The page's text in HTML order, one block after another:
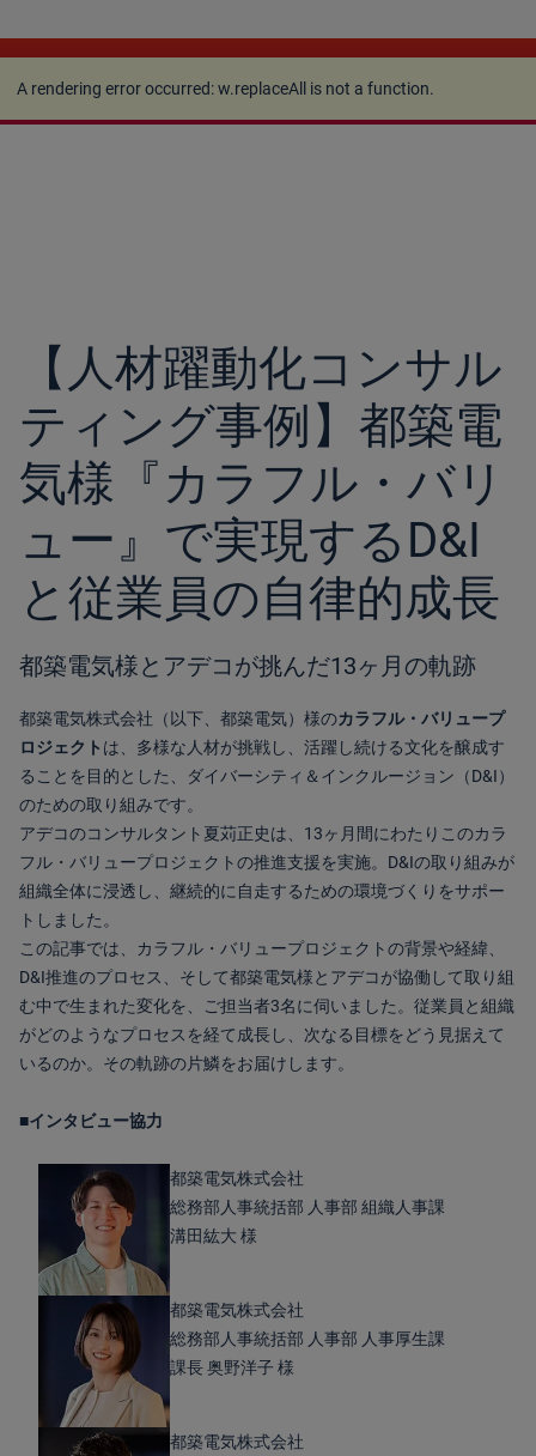
A rendering error occurred:w.replaceAll is not a
function.
A rendering error occurred:w.replaceAll is not a function.
【人材躍動化コンサル
ティング事例】都築電
気様『カラフル・バリ
ュー』で実現するD&I
と従業員の自律的成長
都築電気様とアデコが挑んだ13ヶ月の軌跡
都築電気株式会社（以下、都築電気）様のカラフル・バリュープ
ロジェクト は、多様な人材が挑戦し、活躍し続ける文化を醸成す
ることを目的とした、
ダイバーシティ＆インクルージョン（D&I）
のための取り組みです。
アデコのコンサルタント夏苅正史は、13ヶ月間にわたりこのカラ
フル・バリュープロジェクトの推進支援を実施。D&Iの取り組みが
組織全体に浸透し、継続的に自走するための環境づくりをサポー
トしました。
この記事では、カラフル・バリュープロジェクトの背景や経緯、
D&I推進のプロセス、そして都築電気様とアデコが協働して取り組
む中で生まれた変化を、ご担当者3名に伺いました。従業員と組織
がどのようなプロセスを経て成長し、次なる目標をどう見据えて
いるのか。その軌跡の片鱗をお届けします。
■インタビュー協力
都築電気株式会社
総務部人事統括部 人事部 組織人事課
溝田紘大 様
都築電気株式会社
総務部人事統括部 人事部 人事厚生課
課長 奥野洋子 様
都築電気株式会社